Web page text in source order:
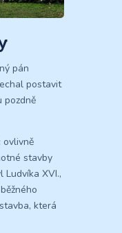
pán
postavit
pozdně
ovlivně
stavby
Ludvíka XVI.,
která